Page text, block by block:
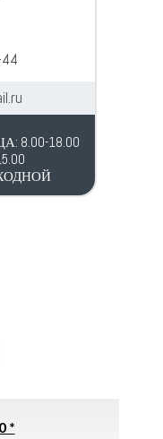
8.00-18.00